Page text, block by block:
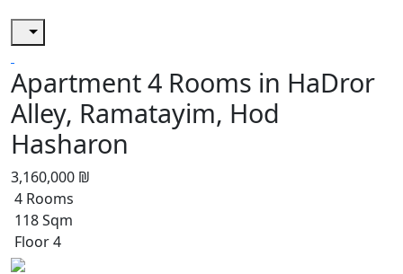
Apartment 4 Rooms in HaDror
Alley, Ramatayim, Hod
Hasharon
3,160,000 ₪
4 Rooms
118 Sqm
Floor 4